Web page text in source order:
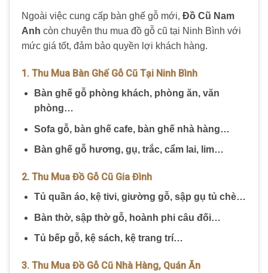
Ngoài việc cung cấp bàn ghế gỗ mới, Đồ Cũ Nam
Anh còn chuyên thu mua đồ gỗ cũ tại Ninh Bình với
mức giá tốt, đảm bảo quyền lợi khách hàng.
1. Thu Mua Bàn Ghế Gỗ Cũ Tại Ninh Bình
Bàn ghế gỗ phòng khách, phòng ăn, văn
phòng…
Sofa gỗ, bàn ghế cafe, bàn ghế nhà hàng…
Bàn ghế gỗ hương, gụ, trắc, cẩm lai, lim…
2. Thu Mua Đồ Gỗ Cũ Gia Đình
Tủ quần áo, kệ tivi, giường gỗ, sập gụ tủ chè…
Bàn thờ, sập thờ gỗ, hoành phi câu đối…
Tủ bếp gỗ, kệ sách, kệ trang trí…
3. Thu Mua Đồ Gỗ Cũ Nhà Hàng, Quán Ăn